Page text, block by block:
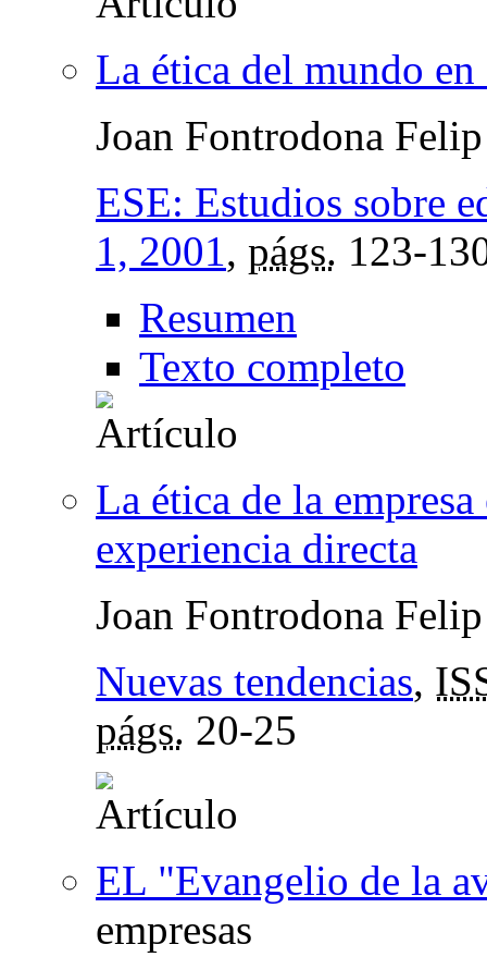
La ética del mundo
Joan Fontrodona Felip
ESE: Estudios sobre
1, 2001, págs. 123-
Resumen
Texto completo
La ética de la
experiencia directa
Joan Fontrodona Felip
Nuevas tendencias,
págs. 20-25
EL "Evangelio de la
empresas